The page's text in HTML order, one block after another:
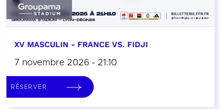
XV MASCULIN - FRANCE VS. FIDJI
7 novembre 2026 - 21:10
RÉSERVER